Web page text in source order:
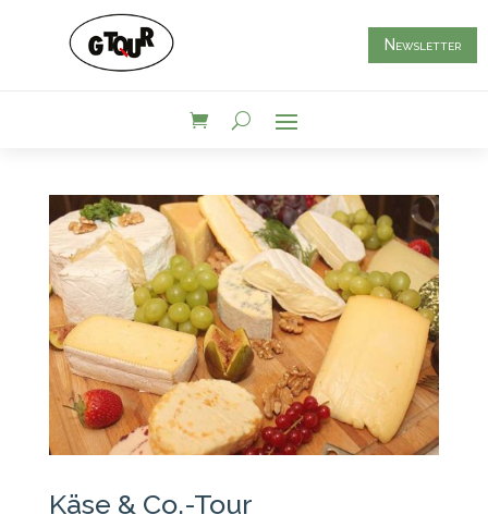
Newsletter
Käse & Co.-Tour